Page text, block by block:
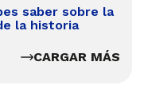
saber sobre la
la historia
CARGAR MÁS